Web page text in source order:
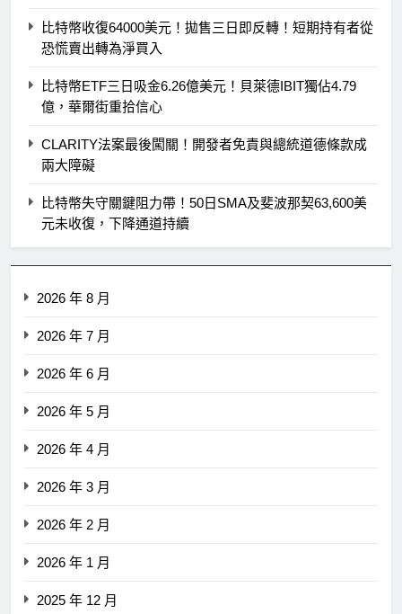
比特幣收復64000美元！拋售三日即反轉！短期持有者從
恐慌賣出轉為淨買入
比特幣ETF三日吸金6.26億美元！貝萊德IBIT獨佔4.79
億，華爾街重拾信心
CLARITY法案最後闖關！開發者免責與總統道德條款成
兩大障礙
比特幣失守關鍵阻力帶！50日SMA及斐波那契63,600美
元未收復，下降通道持續
2026 年 8 月
2026 年 7 月
2026 年 6 月
2026 年 5 月
2026 年 4 月
2026 年 3 月
2026 年 2 月
2026 年 1 月
2025 年 12 月